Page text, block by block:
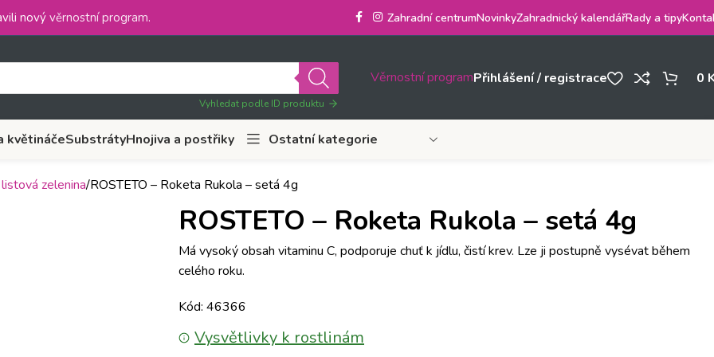
nový věrnostní program. Zahradní centrumNovinkyZahradnický kalendářRady a tipy
Vyhledat podle ID produktu
Věrnostní programPřihlášení / registrace 0
květináčeSubstrátyHnojiva a postřiky Ostatní kategorie
zelenina ROSTETO – Roketa Rukola – setá 4g
ROSTETO – Roketa Rukola – setá 4g
Má vysoký obsah vitaminu C, podporuje chuť k jídlu, čistí krev. Lze ji postupně vysévat během
celého roku.
Kód: 46366
Vysvětlivky k rostlinám